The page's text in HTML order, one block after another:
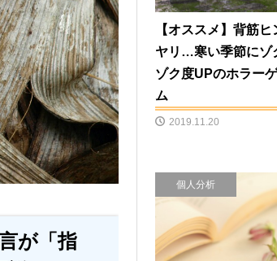
が「指
【オススメ】背筋ヒ
ヤリ…寒い季節にゾ
ゾク度UPのホラー
ム
2019.11.20
個人分析